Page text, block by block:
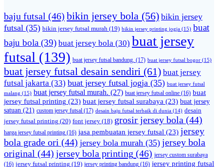
baju futsal (46) bikin jersey bola (56) bikin jersey
futsal (35) bikin jersey futsal murah (19) bikin jersey printing jogja (15) buat
baju bola (39) buat jersey bola (30) buat jersey
futsal (139) buat jersey futsal bandung. (17) buat jersey futsal bogor (15)
buat jersey futsal desain sendiri (61) buat jersey
futsal jakarta (33) buat jersey futsal jogja (35) buat jersey futsal
malang (15) buat jersey futsal murah. (27) buat jersey futsal online (16) buat
jersey futsal printing (23) buat jersey futsal surabaya (23) buat jersey
satuan (21) custom jersey futsal (17) desain baju futsal terbaik di dunia (14) desain
jersey futsal printing (20) font jersey (18) grosir jersey bola (44)
harga jersey futsal printing (16) jasa pembuatan jersey futsal (23) jersey
bola grade ori (44) jersey bola murah (35) jersey bola
original (44) jersey bola printing (46) jersey custom surabaya
(16) jersey futsal printing (19) jersey printing bandung (16) jersey printing futsal